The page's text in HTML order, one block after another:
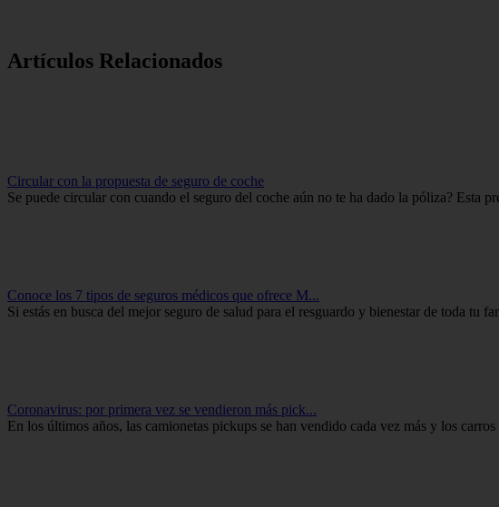
Artículos Relacionados
Circular con la propuesta de seguro de coche
Se puede circular con cuando el seguro del coche aún no te ha dado la póliza? Esta
Conoce los 7 tipos de seguros médicos que ofrece M...
Si estás en busca del mejor seguro de salud para el resguardo y bienestar de toda tu
Coronavirus: por primera vez se vendieron más pick...
En los últimos años, las camionetas pickups se han vendido cada vez más y los